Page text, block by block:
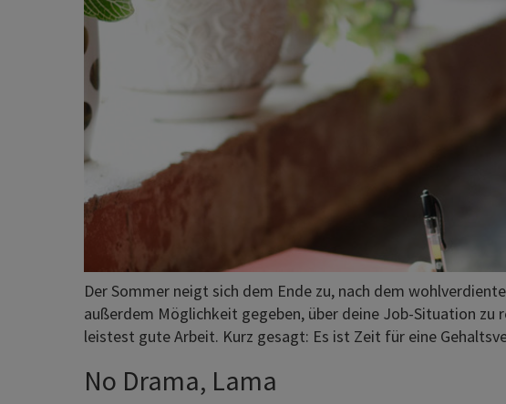
Der Sommer neigt sich dem Ende zu, nach dem
außerdem Möglichkeit gegeben, über deine Job-Situation
leistest gute Arbeit. Kurz gesagt: Es ist Zeit für eine
No Drama, Lama